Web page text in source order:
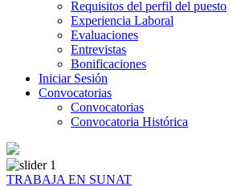
Requisitos del perfil del puesto
Experiencia Laboral
Evaluaciones
Entrevistas
Bonificaciones
Iniciar Sesión
Convocatorias
Convocatorias
Convocatoria Histórica
TRABAJA EN SUNAT